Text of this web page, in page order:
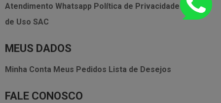
Atendimento Whatsapp Política de Privacidade
Termos
de Uso SAC
MEUS DADOS
Minha Conta Meus Pedidos Lista de Desejos
FALE CONOSCO